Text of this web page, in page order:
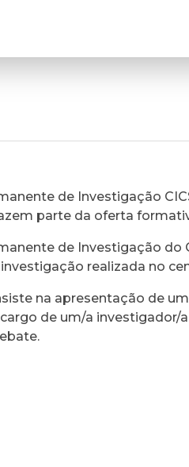
de Investigação
parte da oferta
de Investigação do
realizada no
na apresentação de
de um/a investigador/